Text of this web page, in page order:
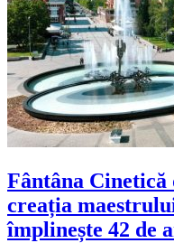
Fântâna
creația
împlinește 42 de